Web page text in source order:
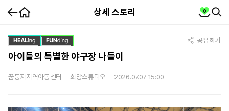
뒤
홈 상세 스토리 cart
0
공유하기
아이들의 특별한 야구장 나들이
꿈둥지지역아동센터 희망스튜디오 2026.07.07 15:00